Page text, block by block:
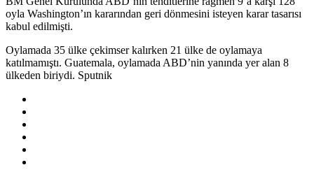
oyla Washington’ın kararından geri dönmesini isteyen karar tasarısı
kabul edilmişti.
Oylamada 35 ülke çekimser kalırken 21 ülke de oylamaya
katılmamıştı. Guatemala, oylamada ABD’nin yanında yer alan 8
ülkeden biriydi. Sputnik